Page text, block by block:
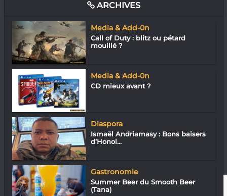
ARCHIVES
Media & Add-0n
Call of Duty : blitz ou pétard
mouillé ?
Media & Add-0n
CD mieux avant ?
Diaspora
Ismaël Andriamasy : Bons baisers
d’Honol...
Gastronomie
Summer Beer du Smooth Beer
(Tana)